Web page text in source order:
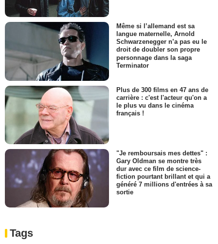
Même si l’allemand est sa
langue maternelle, Arnold
Schwarzenegger n’a pas eu le
droit de doubler son propre
personnage dans la saga
Terminator
Plus de 300 films en 47 ans de
carrière : c'est l'acteur qu'on a
le plus vu dans le cinéma
français !
"Je remboursais mes dettes" :
Gary Oldman se montre très
dur avec ce film de science-
fiction pourtant brillant et qui a
généré 7 millions d'entrées à sa
sortie
Tags